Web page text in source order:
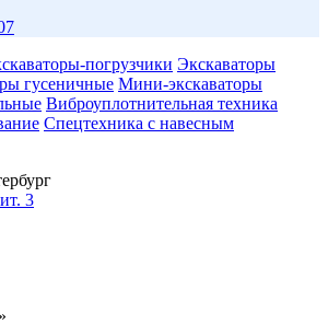
погрузчики Экскаваторы
гусеничные Мини-экскаваторы
Виброуплотнительная техника
Спецтехника с навесным
3